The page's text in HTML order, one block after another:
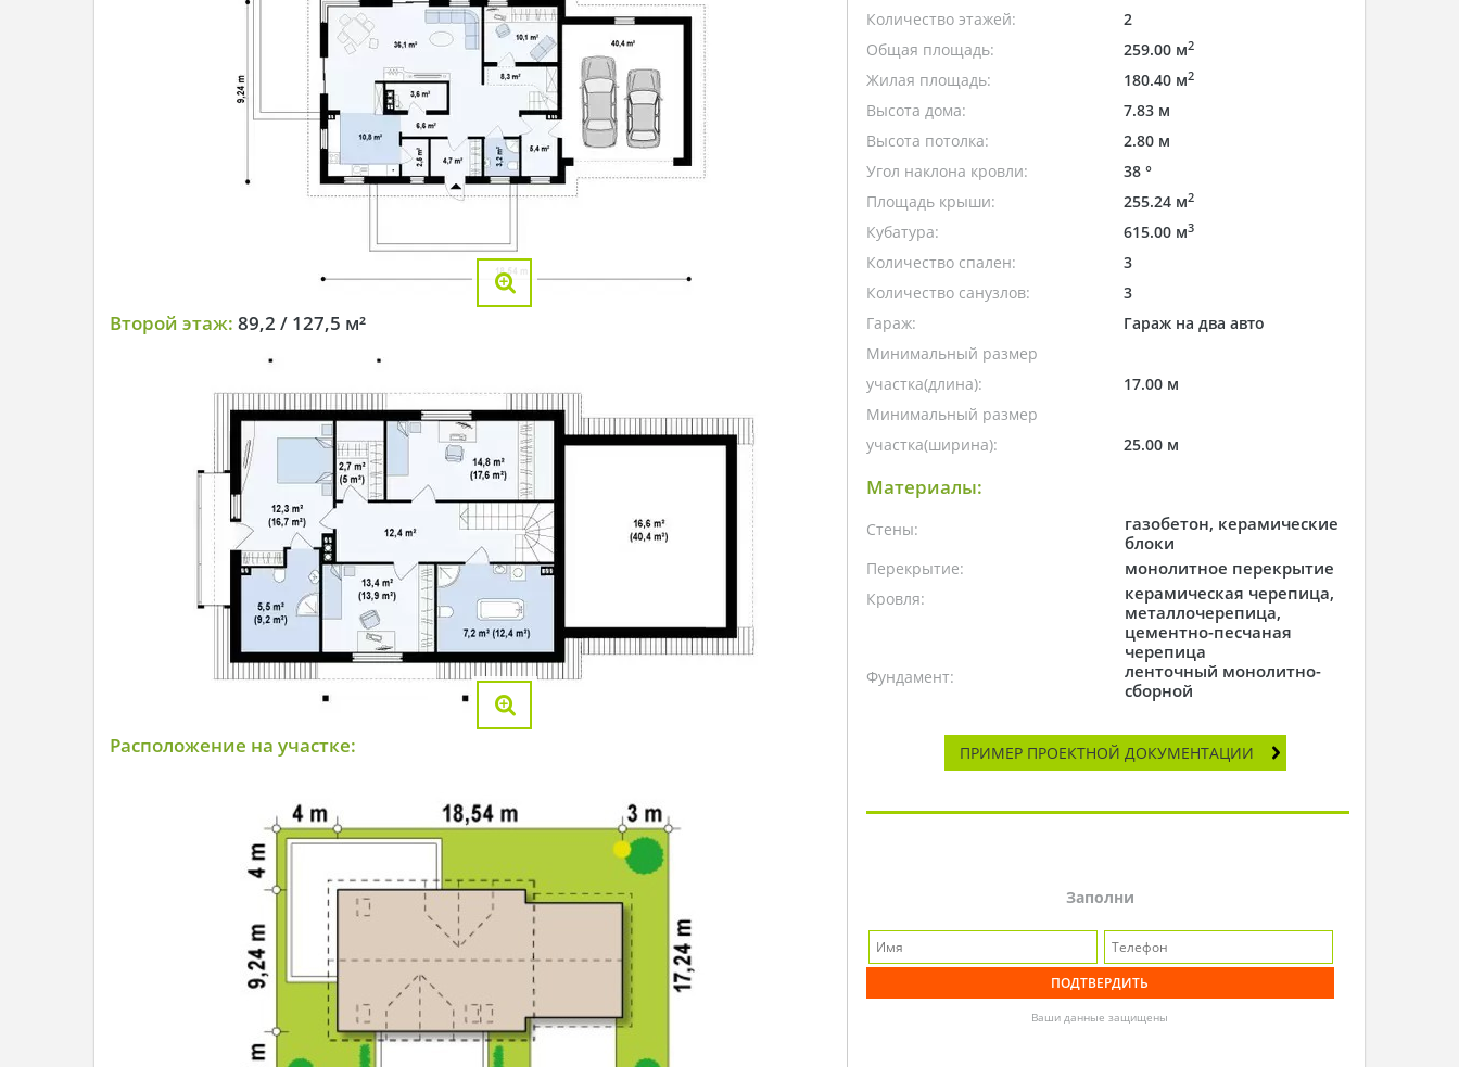
Второй этаж: 89,2 / 127,5 м²
Расположение на участке:
Количество этажей:
2
Общая площадь:
259.00 м2
Жилая площадь: 180.40 м2
Высота дома:
7.83 м
Высота потолка:
2.80 м
Угол наклона кровли:
38 °
Площадь крыши:
255.24 м2
Кубатура: 615.00 м3
Количество спален:
3
Количество санузлов:
3
Гараж:
Гараж на два авто
Минимальный размер
участка(длина):
17.00 м
Минимальный размер
участка(ширина):
25.00 м
Материалы:
Стены:
газобетон, керамические
блоки
Перекрытие: монолитное перекрытие
Кровля:
керамическая черепица,
металлочерепица,
цементно-песчаная
черепица
Фундамент:
ленточный монолитно-
сборной
ПРИМЕР ПРОЕКТНОЙ ДОКУМЕНТАЦИИ
Заполни
Ваши данные защищены